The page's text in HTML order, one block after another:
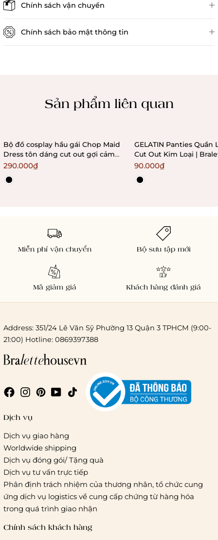
Chính sách vận chuyển
Chi phí giao hàng
Giao hàng trong ngày (hoả tốc)
Giao hàng tiêu chuẩn:
Hồ Chí Minh:
Áp dụng theo bảng giá cước của ĐVVC
Vietelpost/ Giaohangtietkiem và 1 số đối tác vận chuyển
Hà Nội và các tỉnh thành khác:
Áp dụng theo bảng giá
cước của ĐVVC Vietelpost/ Giaohangtietkiem... và 1 số đối
tác vận chuyển khác
Chính sách bảo mật thông tin
Sản phẩm liên quan
Bộ đồ cosplay hầu gái Chop Maid
Dress tôn dáng cut out gợi cảm
Bralettehousevn
290.000₫
GELATIN Panties Quần
Cut Out Kim Loại |
90.000₫
Miễn phí vận chuyển Bộ sưu tập mới
Mã giảm giá Khách hàng đánh giá
Address: 351/24 Lê Văn Sỹ Phường 13 Quận 3 TPHCM (9:00-
21:00) Hotline: 0869397388
Dịch vụ
Dịch vụ giao hàng
Worldwide shipping
Dịch vụ đóng gói/ Tặng quà
Dịch vụ tư vấn trực tiếp
Phân định trách nhiệm của thương nhân, tổ chức cung
ứng dịch vụ logistics về cung cấp chứng từ hàng hóa
trong quá trình giao nhận
Chính sách khách hàng